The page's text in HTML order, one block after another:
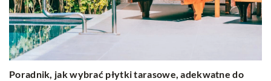
Poradnik, jak wybrać płytki tarasowe, adekwatne do